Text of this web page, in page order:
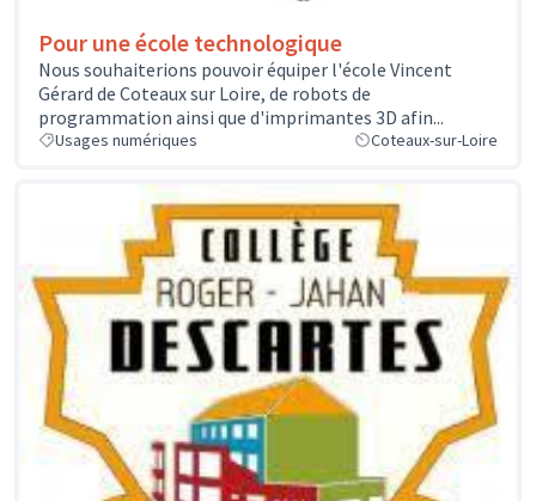
Pour une école technologique
Nous souhaiterions pouvoir équiper l'école Vincent
Gérard de Coteaux sur Loire, de robots de
programmation ainsi que d'imprimantes 3D afin...
Usages numériques Coteaux-sur-Loire